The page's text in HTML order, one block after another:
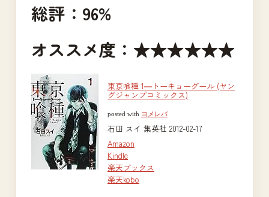
総評：96%
オススメ度：★★★★★★
東京喰種 1―トーキョーグール (ヤン
グジャンプコミックス)
posted with ヨメレバ
石田 スイ 集英社 2012-02-17
Amazon
Kindle
楽天ブックス
楽天kobo